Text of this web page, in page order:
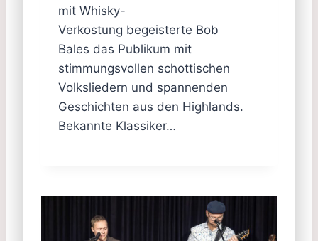
mit Whisky-
Verkostung begeisterte Bob
Bales das Publikum mit
stimmungsvollen schottischen
Volksliedern und spannenden
Geschichten aus den Highlands.
Bekannte Klassiker…